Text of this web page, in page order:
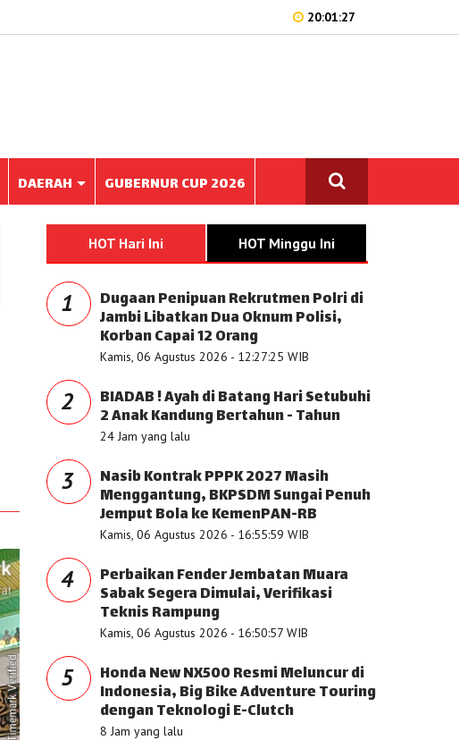
20:01:27
DAERAH GUBERNUR CUP 2026
HOT Hari Ini HOT Minggu Ini
1 Dugaan Penipuan Rekrutmen Polri di
Jambi Libatkan Dua Oknum Polisi,
Korban Capai 12 Orang
Kamis, 06 Agustus 2026 - 12:27:25 WIB
2 BIADAB ! Ayah di Batang Hari Setubuhi
2 Anak Kandung Bertahun - Tahun
24 Jam yang lalu
3 Nasib Kontrak PPPK 2027 Masih
Menggantung, BKPSDM Sungai Penuh
Jemput Bola ke KemenPAN-RB
Kamis, 06 Agustus 2026 - 16:55:59 WIB
4 Perbaikan Fender Jembatan Muara
Sabak Segera Dimulai, Verifikasi
Teknis Rampung
Kamis, 06 Agustus 2026 - 16:50:57 WIB
5 Honda New NX500 Resmi Meluncur di
Indonesia, Big Bike Adventure Touring
dengan Teknologi E-Clutch
8 Jam yang lalu